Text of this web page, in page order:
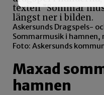
Askersunds Dragspels-
Sommarmusik i hamnen,
Foto: Askersunds
Maxad
hamnen